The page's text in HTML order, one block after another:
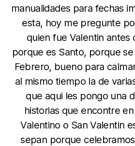
manualidades para fechas
esta, hoy me pregunte
quien fue Valentin antes
porque es Santo, porque
Febrero, bueno para
al mismo tiempo la de
que aqui les pongo una
historias que encontre
Valentino o San Valentin
sepan porque